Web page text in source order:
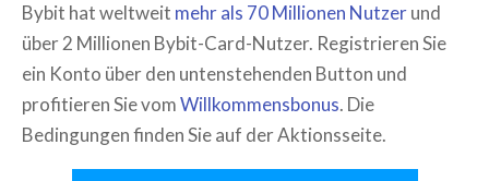
Bybit hat weltweit mehr als 70 Millionen Nutzerund
über 2 Millionen Bybit-Card-Nutzer. Registrieren Sie
ein Konto über den untenstehenden Button und
profitieren Sie vomWillkommensbonus. Die
Bedingungen finden Sie auf der Aktionsseite.